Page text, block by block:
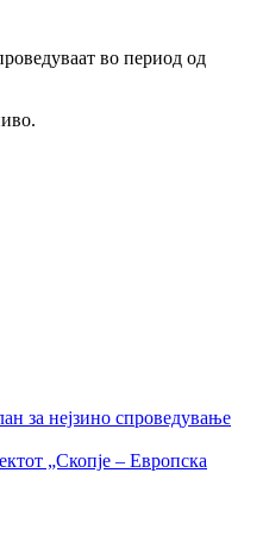
во период од
за нејзино спроведување
„Скопје – Европска